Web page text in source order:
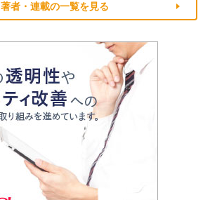
著者・連載の一覧を見る